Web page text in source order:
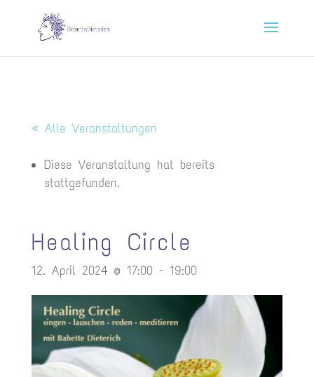
« Alle Veranstaltungen
Diese Veranstaltung hat bereits
stattgefunden.
Healing Circle
12. April 2024 @ 17:00 - 19:00